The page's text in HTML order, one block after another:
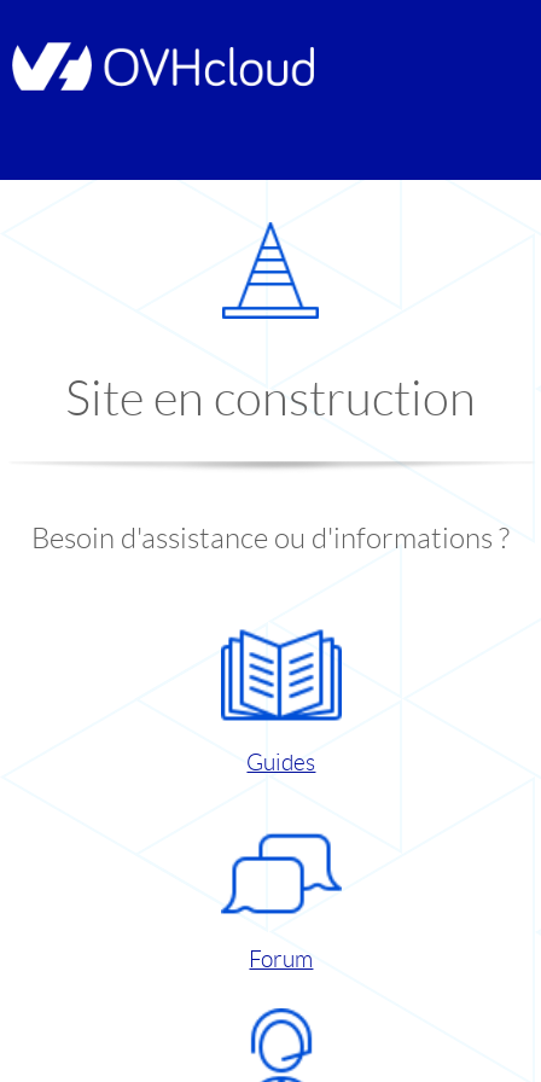
Site en construction
Besoin d'assistance ou d'informations ?
Guides
Forum